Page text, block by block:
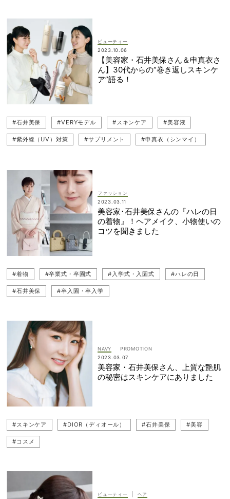
ビューティー
2023.10.06
【美容家・石井美保さん＆申真衣さ
ん】30代からの“巻き返しスキンケ
ア”語る！
#石井美保 #VERYモデル #スキンケア #美容液
#紫外線（UV）対策 #サプリメント #申真衣（シンマイ）
ファッション
2023.03.11
美容家･石井美保さんの『ハレの日
の着物』！ヘアメイク、小物使いの
コツを聞きました
#着物 #卒業式・卒園式 #入学式・入園式 #ハレの日
#石井美保 #卒入園・卒入学
NAVY
2023.03.07
美容家・石井美保さん、上質な艶肌
の秘密はスキンケアにありました
#スキンケア #DIOR（ディオール） #石井美保 #美容
#コスメ
ビューティー ヘア